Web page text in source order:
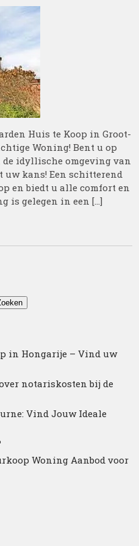
Huis te Koop in Groot-
Woning! Bent u op
idyllische omgeving van
uw kans! Een schitterend
en biedt u alle comfort en
is gelegen in een […]
in Hongarije – Vind uw
notariskosten bij de
Vind Jouw Ideale
Woning Aanbod voor